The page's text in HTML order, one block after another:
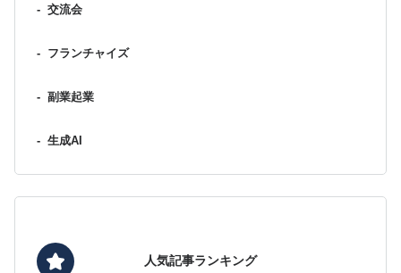
- 交流会
- フランチャイズ
- 副業起業
- 生成AI
人気記事ランキング